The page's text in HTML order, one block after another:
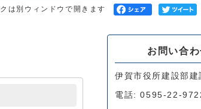
は別ウィンドウで開きます
お問い合わ
伊賀市役所建設部建
電話: 0595-22-